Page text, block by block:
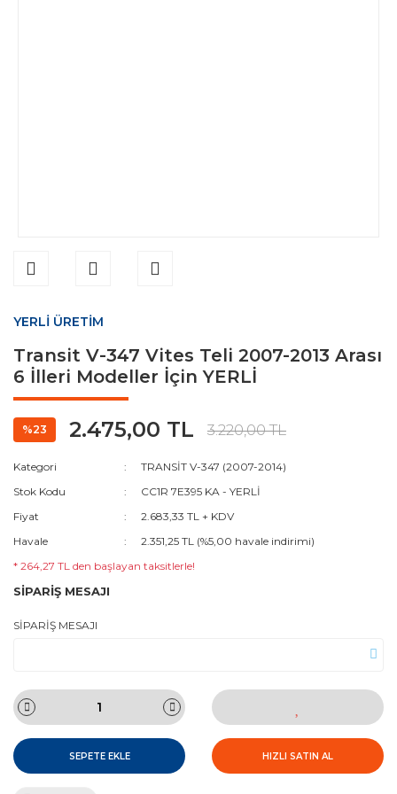
YERLİ ÜRETİM
Transit V-347 Vites Teli 2007-2013 Arası
6 İlleri Modeller İçin YERLİ
%23 2.475,00 TL 3.220,00 TL
Kategori
TRANSİT V-347 (2007-2014)
Stok Kodu
CC1R 7E395 KA - YERLİ
Fiyat
2.683,33 TL + KDV
Havale
2.351,25 TL (%5,00 havale indirimi)
* 264,27 TL den başlayan taksitlerle!
SİPARİŞ MESAJI
SİPARİŞ MESAJI
SEPETE EKLE HIZLI SATIN AL